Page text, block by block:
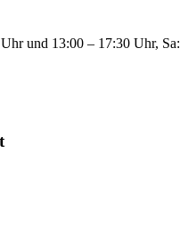
und 13:00 – 17:30 Uhr, Sa: